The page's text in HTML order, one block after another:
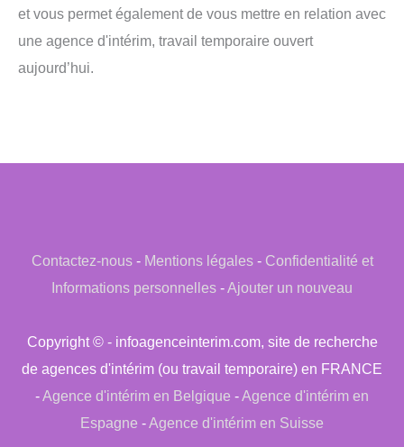
et vous permet également de vous mettre en relation avec
une agence d'intérim, travail temporaire ouvert
aujourd’hui.
Contactez-nous- Mentions légales- Confidentialité et
Informations personnelles -Ajouter un nouveau
Copyright © - infoagenceinterim.com, site de recherche
de agences d'intérim (ou travail temporaire) en FRANCE
-Agence d'intérim en Belgique -Agence d'intérim en
Espagne -Agence d'intérim en Suisse